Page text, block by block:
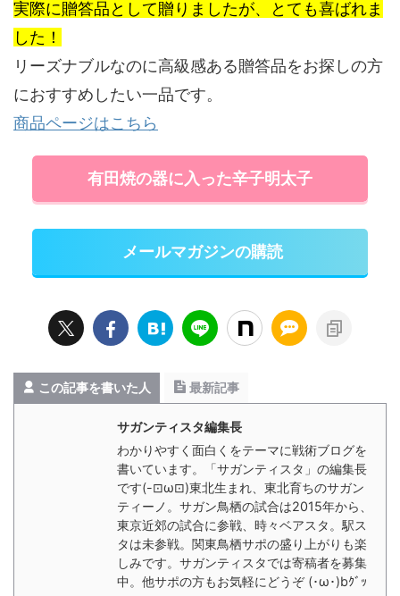
実際に贈答品として贈りましたが、とても喜ばれま
した！
リーズナブルなのに高級感ある贈答品をお探しの方
におすすめしたい一品です。
商品ページはこちら
有田焼の器に入った辛子明太子
メールマガジンの購読
この記事を書いた人 最新記事
サガンティスタ編集長
わかりやすく面白くをテーマに戦術ブログを
書いています。「サガンティスタ」の編集長
です(-⊡ω⊡)東北生まれ、東北育ちのサガン
ティーノ。サガン鳥栖の試合は2015年から、
東京近郊の試合に参戦、時々ベアスタ。駅ス
タは未参戦。関東鳥栖サポの盛り上がりも楽
しみです。サガンティスタでは寄稿者を募集
中。他サポの方もお気軽にどうぞ (･ω･)bｸﾞｯ